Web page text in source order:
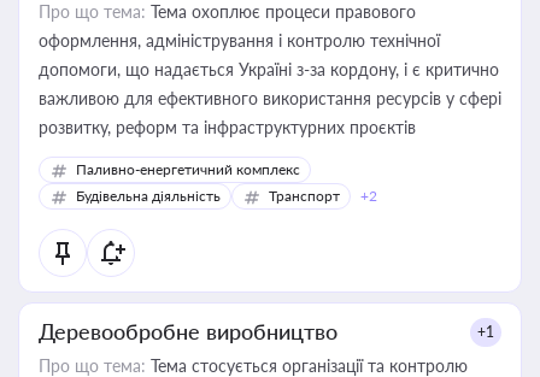
Про що тема: Тема охоплює процеси правового
оформлення, адміністрування і контролю технічної
допомоги, що надається Україні з-за кордону, і є критично
важливою для ефективного використання ресурсів у сфері
розвитку, реформ та інфраструктурних проєктів
Паливно-енергетичний комплекс
Будівельна діяльність
Транспорт +2
Деревообробне виробництво +1
Про що тема: Тема стосується організації та контролю